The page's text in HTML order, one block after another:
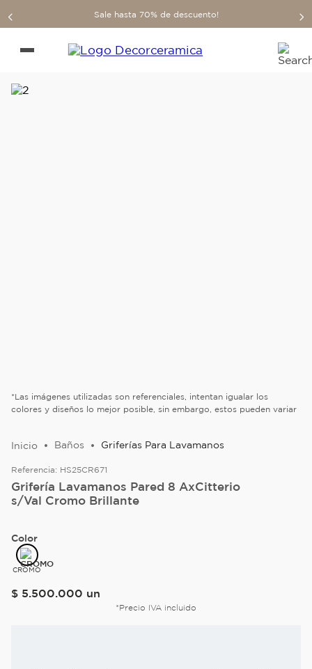
Sale hasta 70% de descuento!
*Las imágenes utilizadas son referenciales, intentan igualar los
colores y diseños lo mejor posible, sin embargo, estos pueden variar
Baños Griferías Para Lavamanos
Referencia: HS25CR671
Grifería Lavamanos Pared 8 AxCitterio
s/Val Cromo Brillante
Color
CROMO
$ 5.500.000 un
*Precio IVA incluido